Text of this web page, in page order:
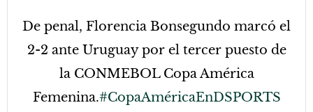
De penal, Florencia Bonsegundo marcó el
2-2 ante Uruguay por el tercer puesto de
la CONMEBOL Copa América
Femenina.#CopaAméricaEnDSPORTS